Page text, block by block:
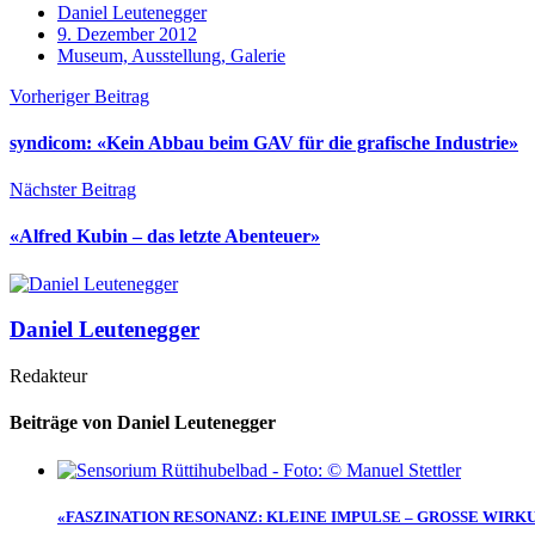
Daniel Leutenegger
9. Dezember 2012
Museum, Ausstellung, Galerie
Vorheriger Beitrag
syndicom: «Kein Abbau beim GAV für die grafische Industrie»
Nächster Beitrag
«Alfred Kubin – das letzte Abenteuer»
Daniel Leutenegger
Redakteur
Beiträge von Daniel Leutenegger
«FASZINATION RESONANZ: KLEINE IMPULSE – GROSSE